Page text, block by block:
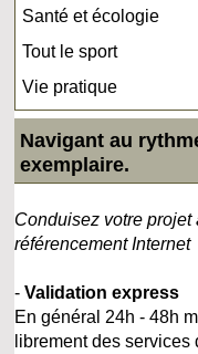
Santé et écologie
Tout le sport
Vie pratique
Navigant au
exemplaire.
Conduisez votre
référencement Internet
-Validation express
En général 24h - 48h
librement des